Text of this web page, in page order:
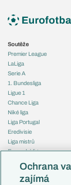
Soutěže
Premier League
LaLiga
Serie A
1. Bundesliga
Ligue 1
Chance Liga
Niké liga
Liga Portugal
Eredivisie
Liga mistrů
Evropská liga
Mistrovství světa
Liga národů
Ochrana
zajímá